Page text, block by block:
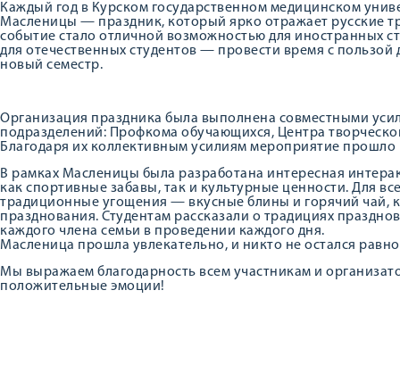
Каждый год в Курском государственном медицинском
Масленицы — праздник, который ярко отражает русские
событие стало отличной возможностью для иностранных
для отечественных студентов — провести время с пользой
новый семестр.
Организация праздника была выполнена совместными
подразделений: Профкома обучающихся, Центра
Благодаря их коллективным усилиям мероприятие
В рамках Масленицы была разработана интересная
как спортивные забавы, так и культурные ценности. Для
традиционные угощения — вкусные блины и горячий чай,
празднования. Студентам рассказали о традициях
каждого члена семьи в проведении каждого дня.
Масленица прошла увлекательно, и никто не остался
Мы выражаем благодарность всем участникам и
положительные эмоции!